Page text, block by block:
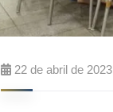
22 de abril de 2023